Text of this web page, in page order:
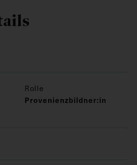
Rolle
Provenienzbildner:in